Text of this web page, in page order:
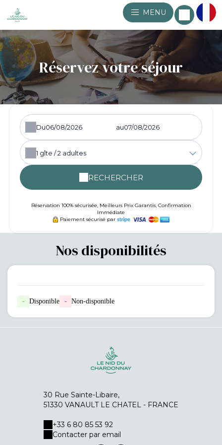
MENU
Réservez votre séjour
Du au
1 gîte /2 adultes
RECHERCHER
Réservation 100% sécurisée, Meilleurs Prix Garantis, Confirmation
Immédiate
Paiement sécurisé par
Nos disponibilités
- Disponible - Non-disponible
30 Rue Sainte-Libaire,
51330 VANAULT LE CHATEL - FRANCE
+33 6 80 85 53 92
Contacter par email